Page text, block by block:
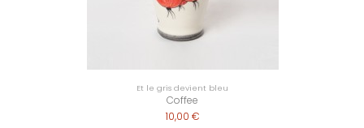
Et le gris devient bleu
Coffee
10,00 €